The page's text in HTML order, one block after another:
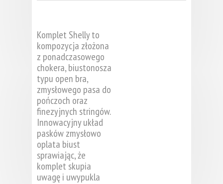
Komplet Shelly to
kompozycja złożona
z ponadczasowego
chokera, biustonosza
typu open bra,
zmysłowego pasa do
pończoch oraz
finezyjnych stringów.
Innowacyjny układ
pasków zmysłowo
oplata biust
sprawiając, że
komplet skupia
uwagę i uwypukla